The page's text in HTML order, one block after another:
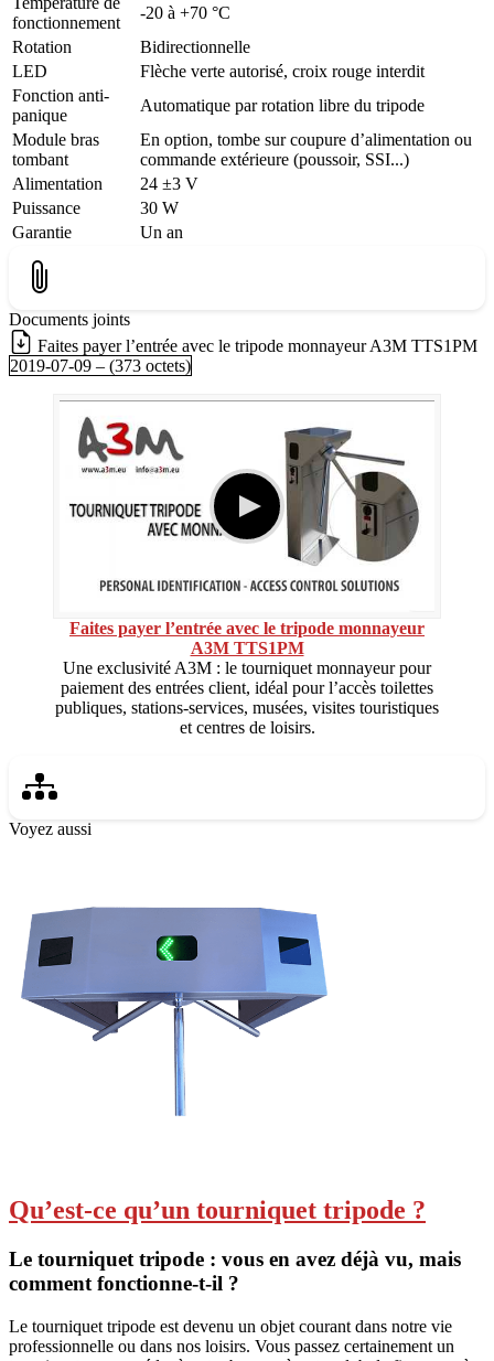
fonctionnement
-20 à +70 °C
Rotation
Bidirectionnelle
LED
Flèche verte autorisé, croix rouge interdit
Fonction anti-
panique
Automatique par rotation libre du tripode
Module bras
tombant
En option, tombe sur coupure d’alimentation ou
commande extérieure (poussoir, SSI...)
Alimentation
24 ±3 V
Puissance
30 W
Garantie
Un an
Documents joints
Faites payer l’entrée avec le tripode monnayeur A3M TTS1PM
2019-07-09 – (373 octets)
Faites payer l’entrée avec le tripode monnayeur
A3M TTS1PM
Une exclusivité A3M : le tourniquet monnayeur pour
paiement des entrées client, idéal pour l’accès toilettes
publiques, stations-services, musées, visites touristiques
et centres de loisirs.
Voyez aussi
Qu’est-ce qu’un tourniquet tripode ?
Le tourniquet tripode : vous en avez déjà vu, mais
comment fonctionne-t-il ?
Le tourniquet tripode est devenu un objet courant dans notre vie
professionnelle ou dans nos loisirs. Vous passez certainement un